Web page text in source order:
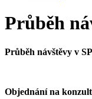
Průběh
Průběh návštěvy v
Objednání na